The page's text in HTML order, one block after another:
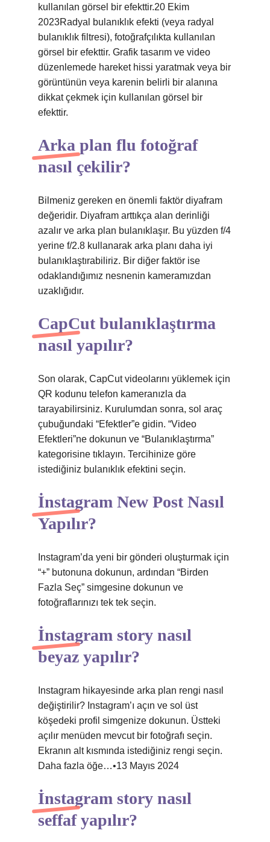
kullanılan görsel bir efekttir.20 Ekim
2023Radyal bulanıklık efekti (veya radyal
bulanıklık filtresi), fotoğrafçılıkta kullanılan
görsel bir efekttir. Grafik tasarım ve video
düzenlemede hareket hissi yaratmak veya bir
görüntünün veya karenin belirli bir alanına
dikkat çekmek için kullanılan görsel bir
efekttir.
Arka plan flu fotoğraf
nasıl çekilir?
Bilmeniz gereken en önemli faktör diyafram
değeridir. Diyafram arttıkça alan derinliği
azalır ve arka plan bulanıklaşır. Bu yüzden f/4
yerine f/2.8 kullanarak arka planı daha iyi
bulanıklaştırabiliriz. Bir diğer faktör ise
odaklandığımız nesnenin kameramızdan
uzaklığıdır.
CapCut bulanıklaştırma
nasıl yapılır?
Son olarak, CapCut videolarını yüklemek için
QR kodunu telefon kameranızla da
tarayabilirsiniz. Kurulumdan sonra, sol araç
çubuğundaki “Efektler”e gidin. “Video
Efektleri”ne dokunun ve “Bulanıklaştırma”
kategorisine tıklayın. Tercihinize göre
istediğiniz bulanıklık efektini seçin.
İnstagram New Post Nasıl
Yapılır?
Instagram’da yeni bir gönderi oluşturmak için
“+” butonuna dokunun, ardından “Birden
Fazla Seç” simgesine dokunun ve
fotoğraflarınızı tek tek seçin.
İnstagram story nasıl
beyaz yapılır?
Instagram hikayesinde arka plan rengi nasıl
değiştirilir? Instagram’ı açın ve sol üst
köşedeki profil simgenize dokunun. Üstteki
açılır menüden mevcut bir fotoğrafı seçin.
Ekranın alt kısmında istediğiniz rengi seçin.
Daha fazla öğe…•13 Mayıs 2024
İnstagram story nasıl
seffaf yapılır?